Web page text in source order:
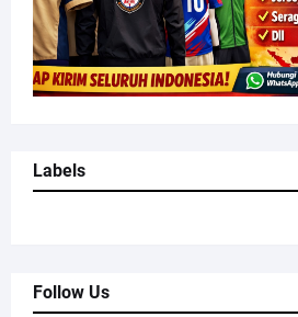
Labels
Follow Us